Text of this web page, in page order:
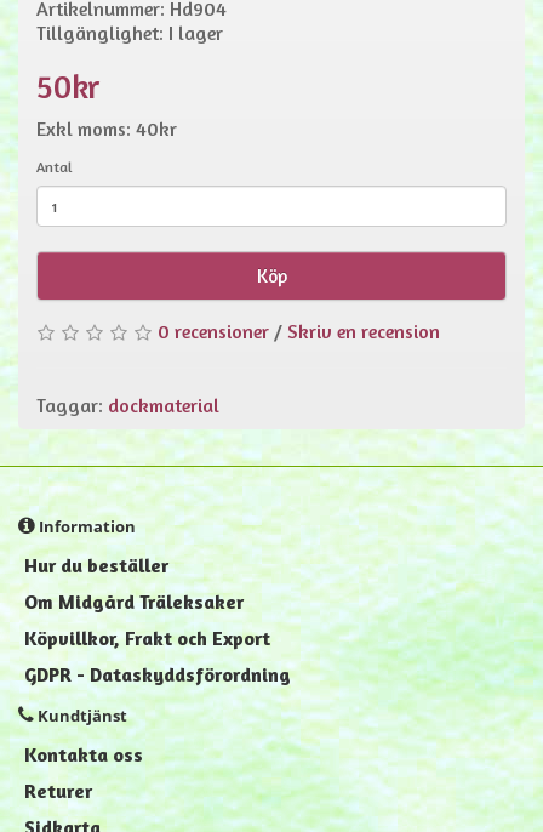
Artikelnummer: Hd904
Tillgänglighet: I lager
50kr
Exkl moms: 40kr
Antal
Köp
0 recensioner / Skriv en recension
Taggar: dockmaterial
Information
Hur du beställer
Om Midgård Träleksaker
Köpvillkor, Frakt och Export
GDPR - Dataskyddsförordning
Kundtjänst
Kontakta oss
Returer